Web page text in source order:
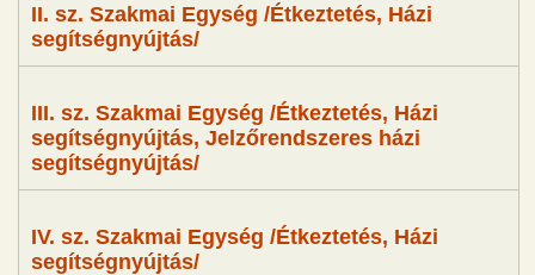
II. sz. Szakmai Egység /Étkeztetés, Házi
segítségnyújtás/
III. sz. Szakmai Egység /Étkeztetés, Házi
segítségnyújtás, Jelzőrendszeres házi
segítségnyújtás/
IV. sz. Szakmai Egység /Étkeztetés, Házi
segítségnyújtás/